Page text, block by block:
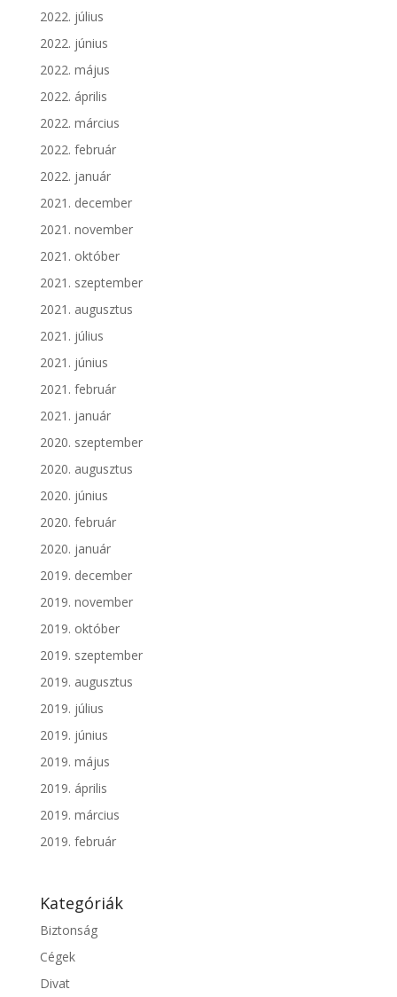
2022. július
2022. június
2022. május
2022. április
2022. március
2022. február
2022. január
2021. december
2021. november
2021. október
2021. szeptember
2021. augusztus
2021. július
2021. június
2021. február
2021. január
2020. szeptember
2020. augusztus
2020. június
2020. február
2020. január
2019. december
2019. november
2019. október
2019. szeptember
2019. augusztus
2019. július
2019. június
2019. május
2019. április
2019. március
2019. február
Kategóriák
Biztonság
Cégek
Divat